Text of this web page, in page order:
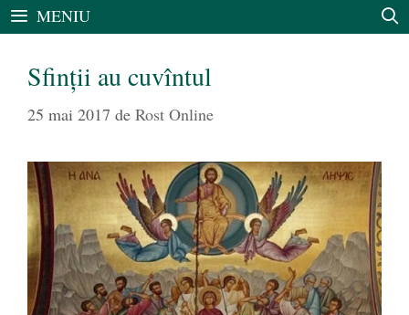
MENIU
Sfinții au cuvîntul
25 mai 2017 de Rost Online